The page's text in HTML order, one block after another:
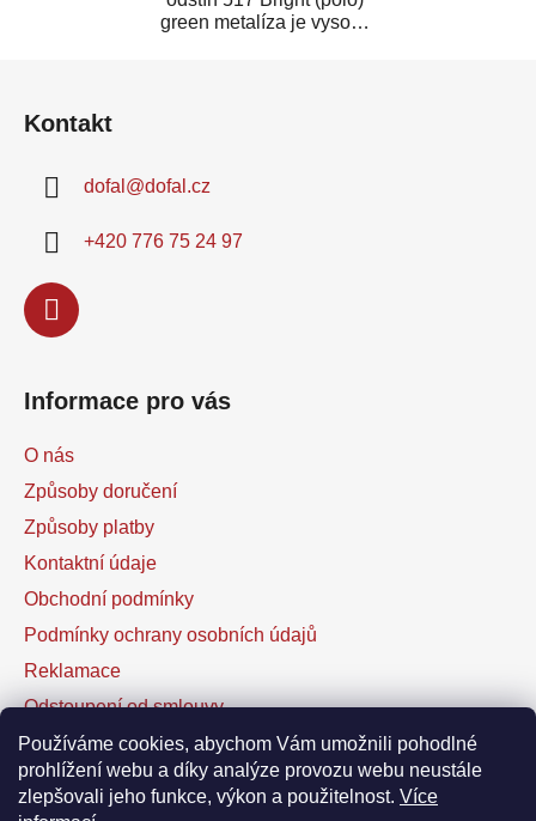
Používáme cookies, abychom Vám umožnili pohodlné
prohlížení webu a díky analýze provozu webu neustále
zlepšovali jeho funkce, výkon a použitelnost. Více
green metalíza je vysoce
Kontakt
dofal @dofal.cz
+420 776 75 24 97
Informace pro vás
O nás
Způsoby doručení
Způsoby platby
Kontaktní údaje
Obchodní podmínky
Podmínky ochrany osobních údajů
Reklamace
Odstoupení od smlouvy
Kontaktní formulář